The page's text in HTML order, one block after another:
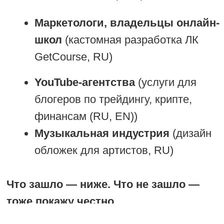
YouTube-агентство (блогеры youtube-
каналов по крипте, финансам и
трейдингу, хотя попадали в этот
других направлений):
Лиды были. Квал-лидов — ноль.
Причина: клиент не продавал свои
услуги. Делал разбор каналов
бесплатно, а платное предложение
не донёс. Тест-драйв по результатам
стороны Youtube-агентства был